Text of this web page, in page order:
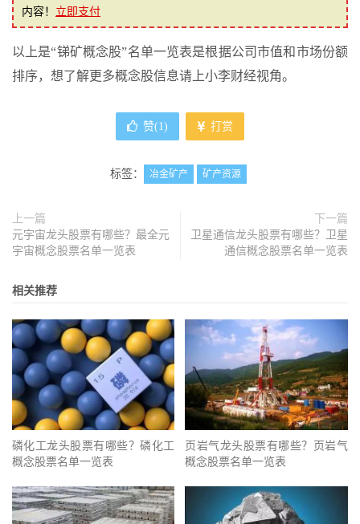
内容！ 立即支付
以上是“锑矿概念股”名单一览表是根据公司市值和市场份额
排序，想了解更多概念股信息请上小李财经视角。
赞(1) 打赏
标签： 冶金矿产 矿产资源
上一篇
元宇宙龙头股票有哪些？最全元
宇宙概念股票名单一览表
下一篇
卫星通信龙头股票有哪些？卫星
通信概念股票名单一览表
相关推荐
磷化工龙头股票有哪些？磷化工
概念股票名单一览表
页岩气龙头股票有哪些？页岩气
概念股票名单一览表